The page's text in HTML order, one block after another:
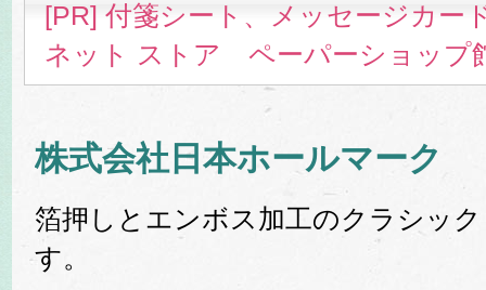
[PR] 付箋シート、メッセージカー
ネット ストア ペーパーショップ
株式会社日本ホールマーク
箔押しとエンボス加工のクラシッ
す。